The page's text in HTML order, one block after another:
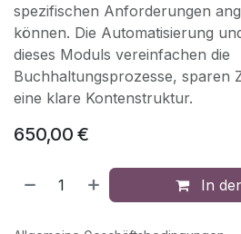
spezifischen Anforderungen
können. Die Automatisierung
dieses Moduls vereinfachen die
Buchhaltungsprozesse, sparen
eine klare Kontenstruktur.
650,00 €
In